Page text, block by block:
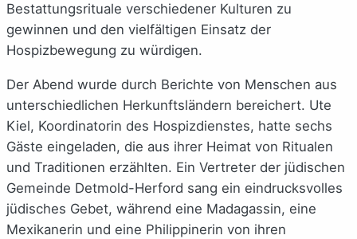
Bestattungsrituale verschiedener Kulturen zu
gewinnen und den vielfältigen Einsatz der
Hospizbewegung zu würdigen.
Der Abend wurde durch Berichte von Menschen aus
unterschiedlichen Herkunftsländern bereichert. Ute
Kiel, Koordinatorin des Hospizdienstes, hatte sechs
Gäste eingeladen, die aus ihrer Heimat von Ritualen
und Traditionen erzählten. Ein Vertreter der jüdischen
Gemeinde Detmold-Herford sang ein eindrucksvolles
jüdisches Gebet, während eine Madagassin, eine
Mexikanerin und eine Philippinerin von ihren